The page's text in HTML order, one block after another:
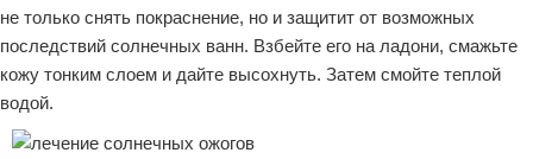
не только снять покраснение, но и защитит от возможных
последствий солнечных ванн. Взбейте его на ладони, смажьте
кожу тонким слоем и дайте высохнуть. Затем смойте теплой
водой.